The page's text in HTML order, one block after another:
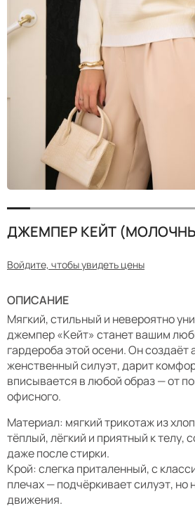
ДЖЕМПЕР КЕЙТ
Войдите, чтобы увидеть цены
ОПИСАНИЕ
Мягкий, стильный и невероятно
джемпер «Кейт» станет вашим
гардероба этой осени. Он создаёт
женственный силуэт, дарит
вписывается в любой образ — от
офисного.
Материал: мягкий трикотаж из
тёплый, лёгкий и приятный к телу,
даже после стирки.
Крой: слегка приталенный, с
плечах — подчёркивает силуэт, но
движения.